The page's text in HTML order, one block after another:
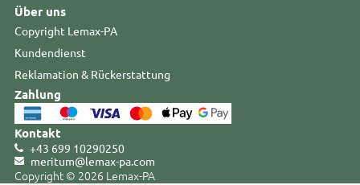
Über uns
Copyright Lemax-PA
Kundendienst
Reklamation & Rückerstattung
Zahlung
Kontakt
+43 699 10290250
meritum@lemax-pa.com
Copyright © 2026 Lemax-PA